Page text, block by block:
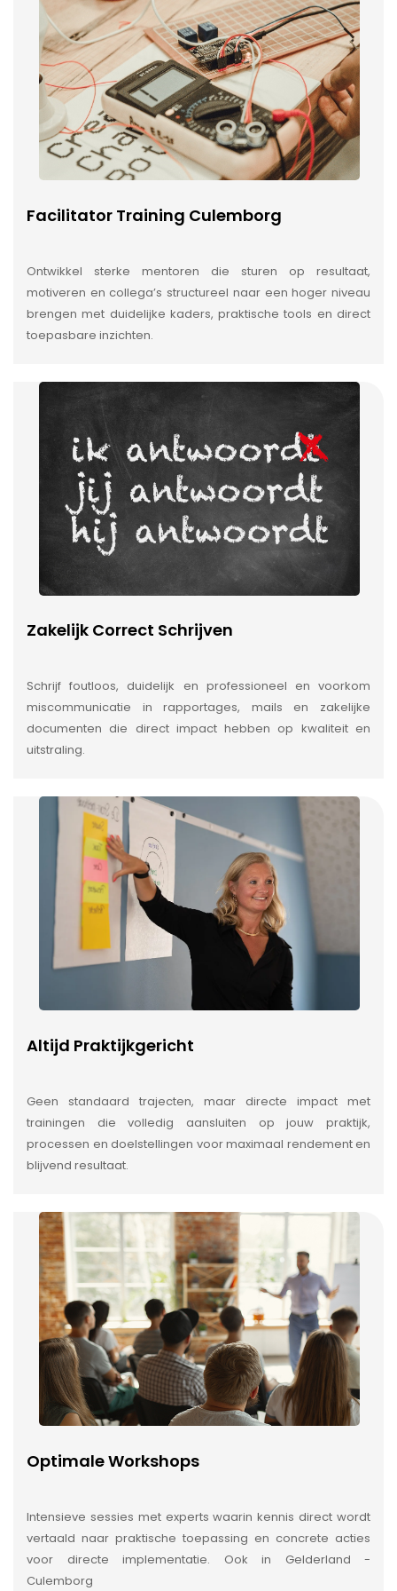
Facilitator Training Culemborg
Ontwikkel sterke mentoren die sturen op resultaat,
motiveren en collega’s structureel naar een hoger niveau
brengen met duidelijke kaders, praktische tools en direct
toepasbare inzichten.
Zakelijk Correct Schrijven
Schrijf foutloos, duidelijk en professioneel en voorkom
miscommunicatie in rapportages, mails en zakelijke
documenten die direct impact hebben op kwaliteit en
uitstraling.
Altijd Praktijkgericht
Geen standaard trajecten, maar directe impact met
trainingen die volledig aansluiten op jouw praktijk,
processen en doelstellingen voor maximaal rendement en
blijvend resultaat.
Optimale Workshops
Intensieve sessies met experts waarin kennis direct wordt
vertaald naar praktische toepassing en concrete acties
voor directe implementatie. Ook in Gelderland -
Culemborg